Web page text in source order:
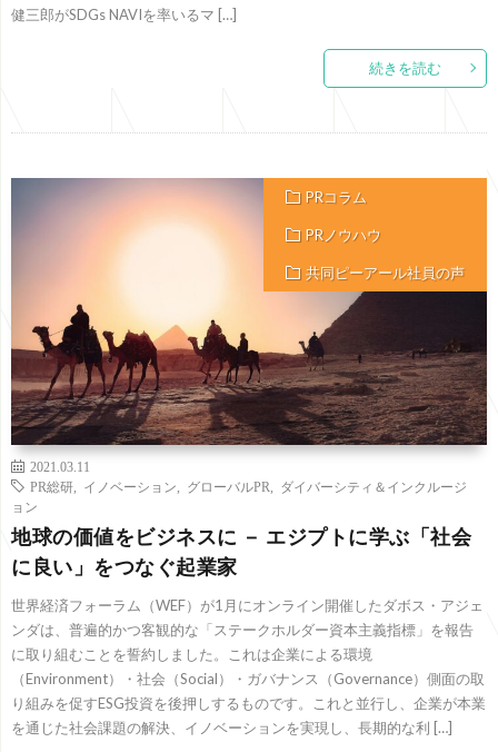
健三郎がSDGs NAVIを率いるマ […]
続きを読む
PRコラム
PRノウハウ
共同ピーアール社員の声
2021.03.11
PR総研
イノベーション グローバルPR
ダイバーシティ＆インクルージ
ョン
地球の価値をビジネスに － エジプトに学ぶ「社会
に良い」をつなぐ起業家
世界経済フォーラム（WEF）が1月にオンライン開催したダボス・アジェ
ンダは、普遍的かつ客観的な「ステークホルダー資本主義指標」を報告
に取り組むことを誓約しました。これは企業による環境
（Environment）・社会（Social）・ガバナンス（Governance）側面の取
り組みを促すESG投資を後押しするものです。これと並行し、企業が本業
を通じた社会課題の解決、イノベーションを実現し、長期的な利 […]